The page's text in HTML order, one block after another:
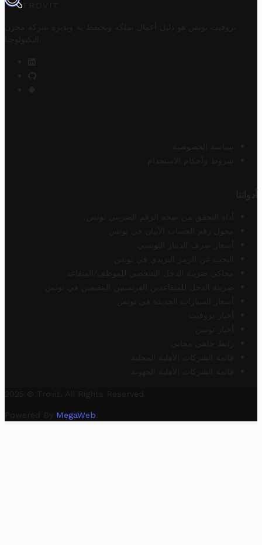
TROVIT
تروفيت تونس هو دليل أعمال تملكه وتحتفظ به وتديره
شركة مخزن
التكنولوجيا
سياسة الخصوصية
شروط وأحكام الاستخدام
أدواتنا
أداة التحقق من صحة الرقم الضريبي تونس
محول رقم الحساب الآيبان في تونس
أسعار صرف الدينار التونسي
البحث عن الرمز البريدي في تونس
محاكي ضريبة الدخل الشخصي للموظف/المتقاعد
ضريبة الدخل للمتقاعدين الفرنسيين المقيمين في تونس
أسعار السيارات الجديدة في تونس
أخبار تروفيت
أخبار تونس
رابط خلفي مجاني
قائمة الشركات الأهلية المحلية
قائمة الشركات الأهلية الجهوية
2025 © Trovit. All Rights Reserved.
Powered By MegaWeb